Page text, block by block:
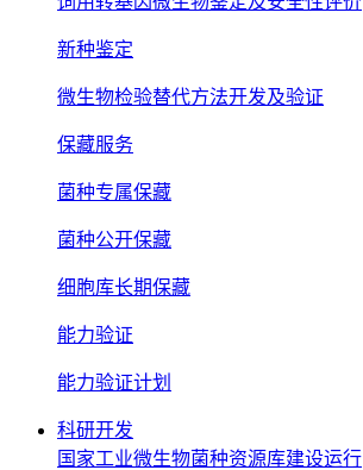
新种鉴定
微生物检验替代方法开发及验证
保藏服务
菌种专属保藏
菌种公开保藏
细胞库长期保藏
能力验证
能力验证计划
科研开发
国家工业微生物菌种资源库建设运行